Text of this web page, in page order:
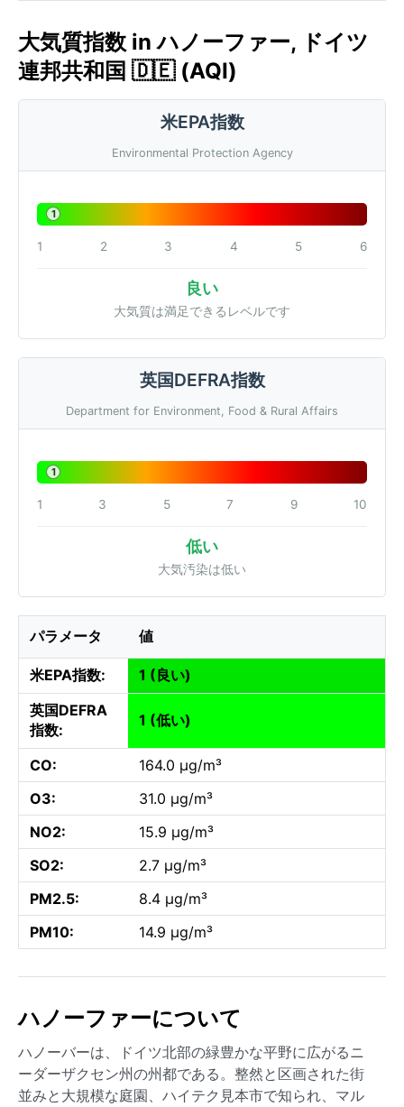
大気質指数 in ハノーファー, ドイツ
連邦共和国 🇩🇪 (AQI)
米EPA指数
Environmental Protection Agency
1
1 2 3 4 5 6
良い
大気質は満足できるレベルです
英国DEFRA指数
Department for Environment, Food & Rural Affairs
1
1 3 5 7 9 10
低い
大気汚染は低い
パラメータ 値
米EPA指数:
1 (良い)
英国DEFRA
指数:
1 (低い)
CO:
164.0 µg/m³
O3:
31.0 µg/m³
NO2:
15.9 µg/m³
SO2:
2.7 µg/m³
PM2.5:
8.4 µg/m³
PM10:
14.9 µg/m³
ハノーファーについて
ハノーバーは、ドイツ北部の緑豊かな平野に広がるニ
ーダーザクセン州の州都である。整然と区画された街
並みと大規模な庭園、ハイテク見本市で知られ、マル